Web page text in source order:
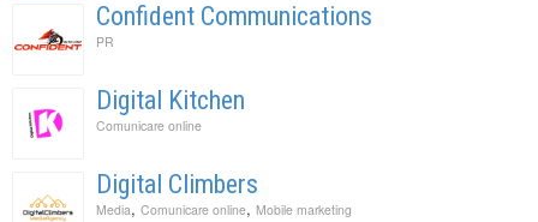
Confident Communications
PR
Digital Kitchen
Comunicare online
Digital Climbers
Media, Comunicare online, Mobile marketing